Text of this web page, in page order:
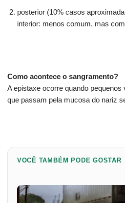
posterior (10% casos
interior: menos comum, mas
Como acontece o sangramento?
A epistaxe ocorre quando
que passam pela mucosa do nariz
VOCÊ TAMBÉM PODE GOSTAR